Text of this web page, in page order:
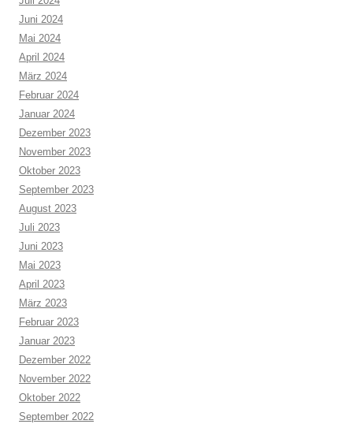
Juni 2024
Mai 2024
April 2024
März 2024
Februar 2024
Januar 2024
Dezember 2023
November 2023
Oktober 2023
September 2023
August 2023
Juli 2023
Juni 2023
Mai 2023
April 2023
März 2023
Februar 2023
Januar 2023
Dezember 2022
November 2022
Oktober 2022
September 2022